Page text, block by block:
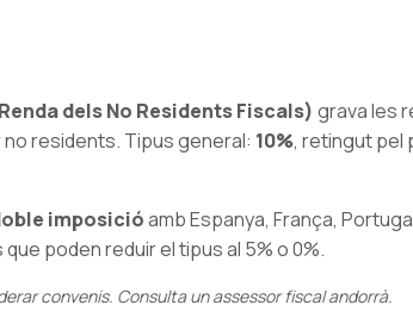
dels No Residents Fiscals) grava les
residents. Tipus general: 10%, retingut pel
imposicióamb Espanya, França,
poden reduir el tipus al 5% o 0%.
convenis. Consulta un assessor fiscal andorrà.